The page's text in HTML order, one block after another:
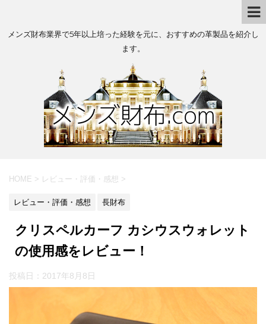
メンズ財布業界で5年以上培った経験を元に、おすすめの革製品を紹介し
ます。
HOME > レビュー・評価・感想 >
レビュー・評価・感想 長財布
クリスペルカーフ カシウスウォレット
の使用感をレビュー！
投稿日： 2017年8月8日